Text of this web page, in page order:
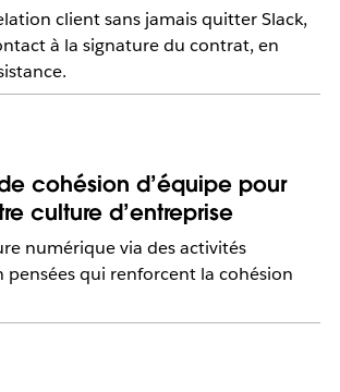
client sans jamais quitter Slack,
à la signature du contrat, en
cohésion d’équipe pour
culture d’entreprise
numérique via des activités
pensées qui renforcent la cohésion